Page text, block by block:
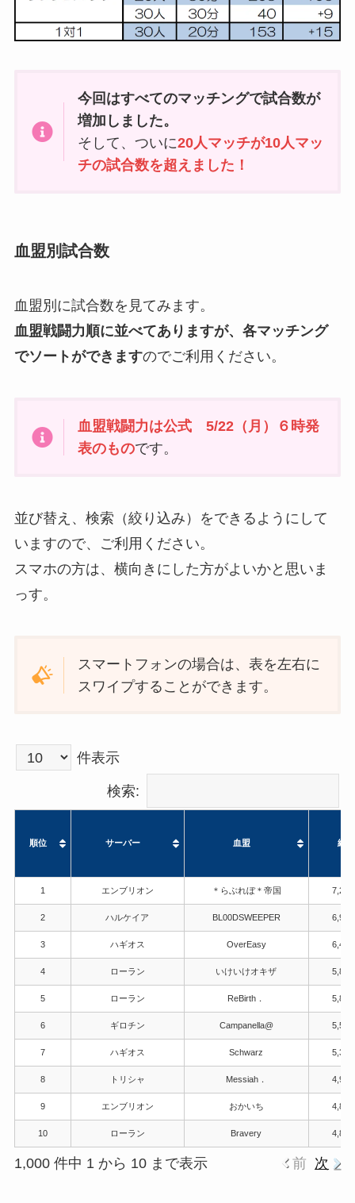
今回はすべてのマッチングで試合数が
増加しました。
そして、ついに20人マッチが10人マッ
チの試合数を超えました！
血盟別試合数
血盟別に試合数を見てみます。
血盟戦闘力順に並べてありますが、各マッチング
でソートができますのでご利用ください。
血盟戦闘力は公式 5/22（月）６時発
表のものです。
並び替え、検索（絞り込み）をできるようにして
いますので、ご利用ください。
スマホの方は、横向きにした方がよいかと思いま
っす。
スマートフォンの場合は、表を左右に
スワイプすることができます。
件表示
検索:
順位 サーバー 血盟 総
1 エンブリオン ＊らぶれぼ＊帝国
2 ハルケイア BL00DSWEEPER
3 ハギオス OverEasy
4 ローラン いけいけオキザ
5 ローラン ReBirth．
6 ギロチン Campanella@
7 ハギオス Schwarz
8 トリシャ Messiah．
9 エンブリオン おかいち
10 ローラン Bravery
1,000 件中 1 から 10 まで表示 前 次